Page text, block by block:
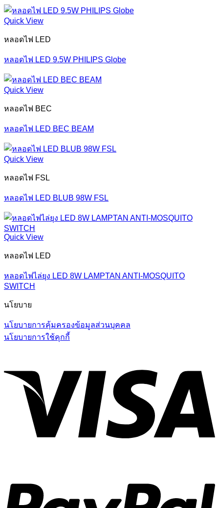
Quick View
หลอดไฟ LED
หลอดไฟ LED 9.5W PHILIPS Globe
Quick View
หลอดไฟ BEC
หลอดไฟ LED BEC BEAM
Quick View
หลอดไฟ FSL
หลอดไฟ LED BLUB 98W FSL
Quick View
หลอดไฟ LED
หลอดไฟไล่ยุง LED 8W LAMPTAN ANTI-MOSQUITO
SWITCH
นโยบาย
นโยบายการคุ้มครองข้อมูลส่วนบุคคล
นโยบายการใช้คุกกี้